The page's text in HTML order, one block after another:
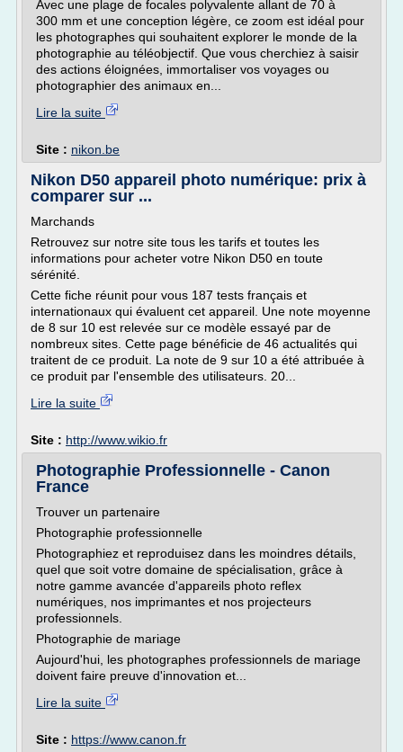
Avec une plage de focales polyvalente allant de 70 à
300 mm et une conception légère, ce zoom est idéal pour
les photographes qui souhaitent explorer le monde de la
photographie au téléobjectif. Que vous cherchiez à saisir
des actions éloignées, immortaliser vos voyages ou
photographier des animaux en...
Lire la suite
Site : nikon.be
Nikon D50 appareil photo numérique: prix à
comparer sur ...
Marchands
Retrouvez sur notre site tous les tarifs et toutes les
informations pour acheter votre Nikon D50 en toute
sérénité.
Cette fiche réunit pour vous 187 tests français et
internationaux qui évaluent cet appareil. Une note moyenne
de 8 sur 10 est relevée sur ce modèle essayé par de
nombreux sites. Cette page bénéficie de 46 actualités qui
traitent de ce produit. La note de 9 sur 10 a été attribuée à
ce produit par l'ensemble des utilisateurs. 20...
Lire la suite
Site : http://www.wikio.fr
Photographie Professionnelle - Canon
France
Trouver un partenaire
Photographie professionnelle
Photographiez et reproduisez dans les moindres détails,
quel que soit votre domaine de spécialisation, grâce à
notre gamme avancée d'appareils photo reflex
numériques, nos imprimantes et nos projecteurs
professionnels.
Photographie de mariage
Aujourd'hui, les photographes professionnels de mariage
doivent faire preuve d'innovation et...
Lire la suite
Site : https://www.canon.fr